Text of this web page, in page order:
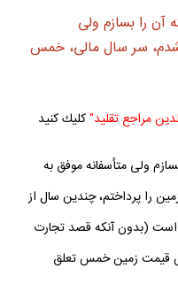
آن را بسازم ولى
سر سال مالى، خمس
مراجع تقليد"كليك كنيد
ولى متأسفانه موفق به
را پرداختم، چندين سال از
(بدون آنكه قصد تجارت
قيمت زمين خمس تعلق